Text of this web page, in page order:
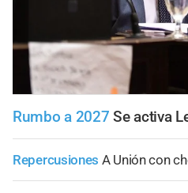
Rumbo a 2027 Se activa
Repercusiones A Unión con